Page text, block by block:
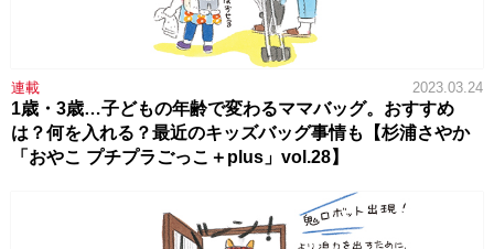
連載 2023.03.24
1歳・3歳…子どもの年齢で変わるママバッグ。おすすめ
は？何を入れる？最近のキッズバッグ事情も【杉浦さやか
「おやこ プチプラごっこ＋plus」vol.28】